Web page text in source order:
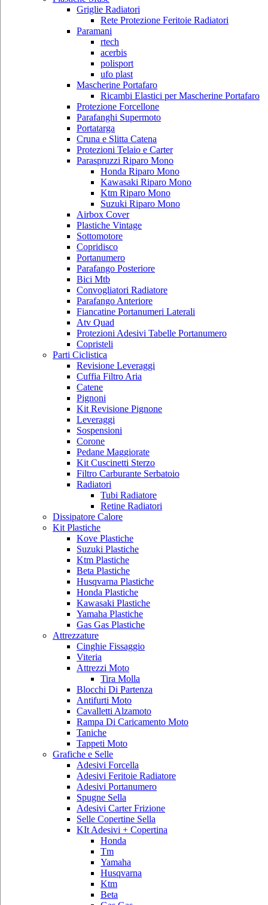
Griglie Radiatori
Rete Protezione Feritoie Radiatori
Paramani
rtech
acerbis
polisport
ufo plast
Mascherine Portafaro
Ricambi Elastici per Mascherine Portafaro
Protezione Forcellone
Parafanghi Supermoto
Portatarga
Cruna e Slitta Catena
Protezioni Telaio e Carter
Paraspruzzi Riparo Mono
Honda Riparo Mono
Kawasaki Riparo Mono
Ktm Riparo Mono
Suzuki Riparo Mono
Airbox Cover
Plastiche Vintage
Sottomotore
Copridisco
Portanumero
Parafango Posteriore
Bici Mtb
Convogliatori Radiatore
Parafango Anteriore
Fiancatine Portanumeri Laterali
Atv Quad
Protezioni Adesivi Tabelle Portanumero
Copristeli
Parti Ciclistica
Revisione Leveraggi
Cuffia Filtro Aria
Catene
Pignoni
Kit Revisione Pignone
Leveraggi
Sospensioni
Corone
Pedane Maggiorate
Kit Cuscinetti Sterzo
Filtro Carburante Serbatoio
Radiatori
Tubi Radiatore
Retine Radiatori
Dissipatore Calore
Kit Plastiche
Kove Plastiche
Suzuki Plastiche
Ktm Plastiche
Beta Plastiche
Husqvarna Plastiche
Honda Plastiche
Kawasaki Plastiche
Yamaha Plastiche
Gas Gas Plastiche
Attrezzature
Cinghie Fissaggio
Viteria
Attrezzi Moto
Tira Molla
Blocchi Di Partenza
Antifurti Moto
Cavalletti Alzamoto
Rampa Di Caricamento Moto
Taniche
Tappeti Moto
Grafiche e Selle
Adesivi Forcella
Adesivi Feritoie Radiatore
Adesivi Portanumero
Spugne Sella
Adesivi Carter Frizione
Selle Copertine Sella
KIt Adesivi + Copertina
Honda
Tm
Yamaha
Husqvarna
Ktm
Beta